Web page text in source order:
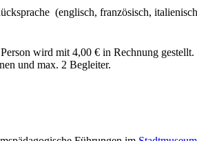
(englisch, französisch,
wird mit 4,00 € in Rechnung gestellt.
und max. 2 Begleiter.